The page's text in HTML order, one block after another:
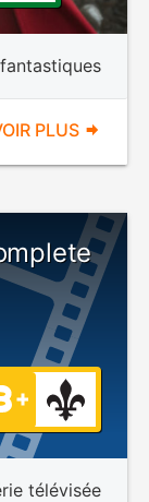
PLUS
télévisée